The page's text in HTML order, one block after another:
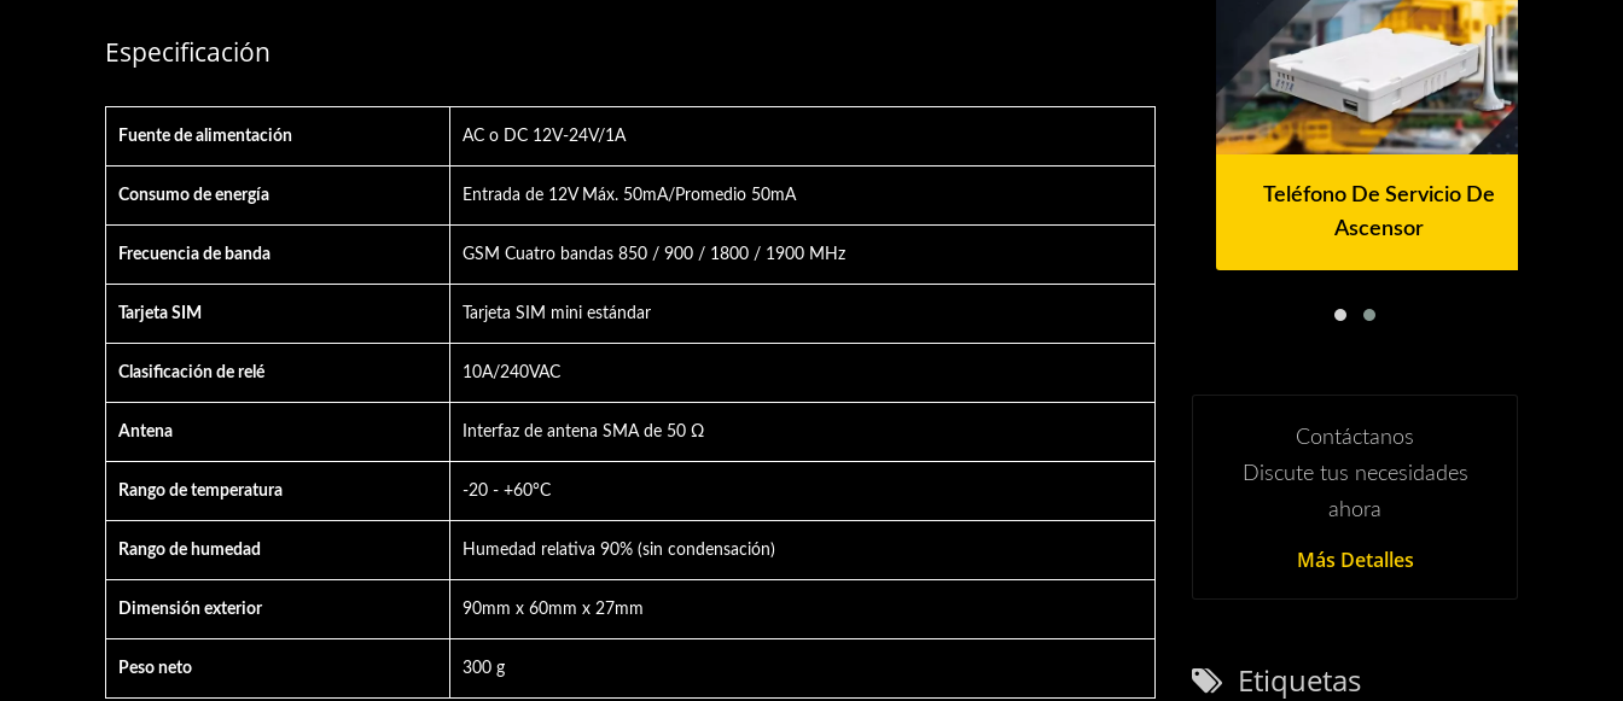
Especificación
Fuente de alimentación AC o DC 12V-24V/1A
Consumo de energía Entrada de 12V Máx. 50mA/Promedio 50mA
Frecuencia de banda GSM Cuatro bandas 850 / 900 / 1800 / 1900 MHz
Tarjeta SIM Tarjeta SIM mini estándar
Clasificación de relé 10A/240VAC
Antena Interfaz de antena SMA de 50 Ω
Rango de temperatura -20 - +60°C
Rango de humedad Humedad relativa 90% (sin condensación)
Dimensión exterior 90mm x 60mm x 27mm
Peso neto 300 g
Teléfono De Servicio De
Ascensor
Teléfono De Servicio De
Ascensor
Contáctanos
Discute tus necesidades
ahora
Más Detalles
Etiquetas